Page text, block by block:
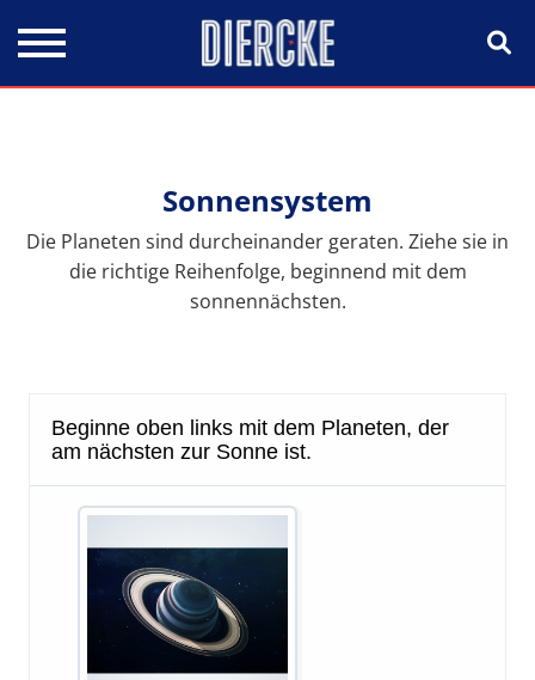
Sonnensystem
Die Planeten sind durcheinander geraten. Ziehe sie in
die richtige Reihenfolge, beginnend mit dem
sonnennächsten.